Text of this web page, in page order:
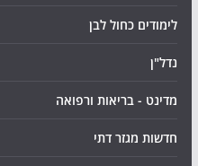
לימודים כחול לבן
נדל"ן
מדינט - בריאות ורפואה
חדשות מגזר דתי